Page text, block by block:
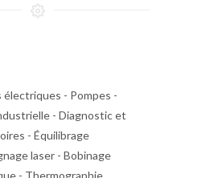
- Pompes -
- Diagnostic et
- Équilibrage
laser - Bobinage
- Thermographie